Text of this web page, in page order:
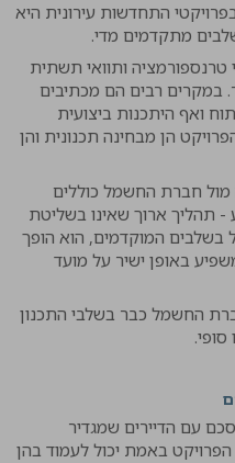
התחדשות עירונית היא
מתקדמים מדי.
טרנספורמציה ותוואי תשתית
במקרים רבים הם מכתיבים
ואף היתכנות ביצועית
הן מבחינה תכנונית והן
חברת החשמל כוללים
- תהליך ארוך שאינו בשליטת
בשלבים המוקדמים, הוא הופך
באופן ישיר על מועד
החשמל כבר בשלבי התכנון
סופי.
עם הדיירים שמגדיר
באמת יכול לעמוד בהן